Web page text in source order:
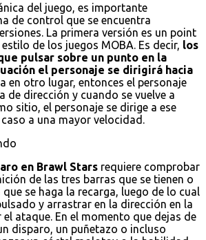
del juego, es importante
de control que se encuentra
La primera versión es un point
de los juegos MOBA. Es decir, los
pulsar sobre un punto en la
el personaje se dirigirá hacia
en otro lugar, entonces el personaje
de dirección y cuando se vuelve a
sitio, el personaje se dirige a ese
a una mayor velocidad.
en Brawl Stars requiere comprobar
de las tres barras que se tienen o
que se haga la recarga, luego de lo cual
y arrastrar en la dirección en la
el ataque. En el momento que dejas de
disparo, un puñetazo o incluso